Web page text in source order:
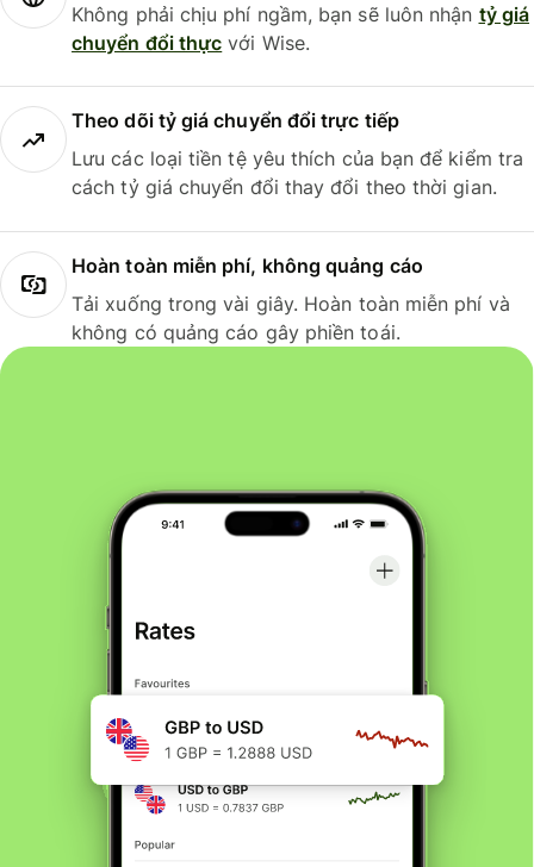
Không phải chịu phí ngầm, bạn sẽ luôn nhận tỷ giá
chuyển đổi thực với Wise.
Theo dõi tỷ giá chuyển đổi trực tiếp
Lưu các loại tiền tệ yêu thích của bạn để kiểm tra
cách tỷ giá chuyển đổi thay đổi theo thời gian.
Hoàn toàn miễn phí, không quảng cáo
Tải xuống trong vài giây. Hoàn toàn miễn phí và
không có quảng cáo gây phiền toái.